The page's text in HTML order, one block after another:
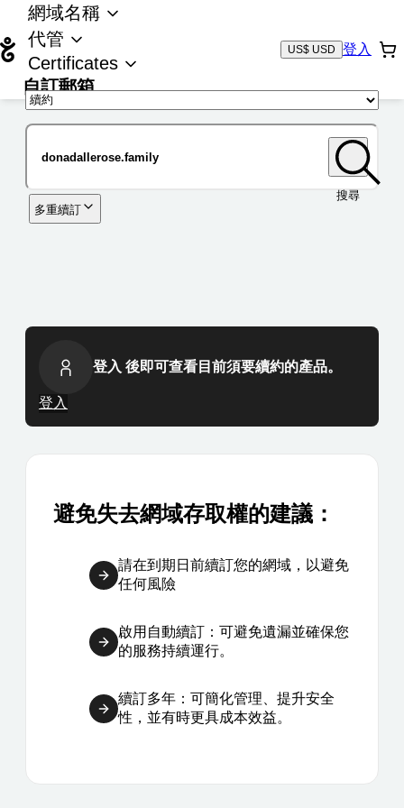
網域名稱
代管
Certificates
自訂郵箱
US$ USD 登入
搜尋
多重續訂
登入 後即可查看目前須要續約的產品。
登入
避免失去網域存取權的建議：
請在到期日前續訂您的網域，以避免
任何風險
啟用自動續訂：可避免遺漏並確保您
的服務持續運行。
續訂多年：可簡化管理、提升安全
性，並有時更具成本效益。